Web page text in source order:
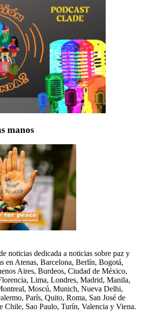
manos
noticias dedicada a noticias sobre paz y
en Atenas, Barcelona, Berlín, Bogotá,
Aires, Burdeos, Ciudad de México,
Lima, Londres, Madrid, Manila,
Moscú, Munich, Nueva Delhi,
París, Quito, Roma, San José de
Chile, Sao Paulo, Turín, Valencia y Viena.